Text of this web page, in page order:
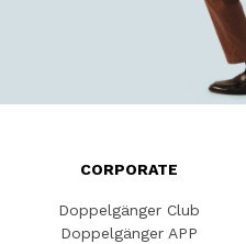
CORPORATE
Doppelgänger Club
Doppelgänger APP